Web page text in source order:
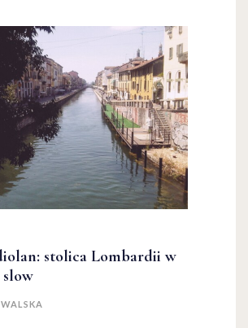
stolica Lombardii w
slow